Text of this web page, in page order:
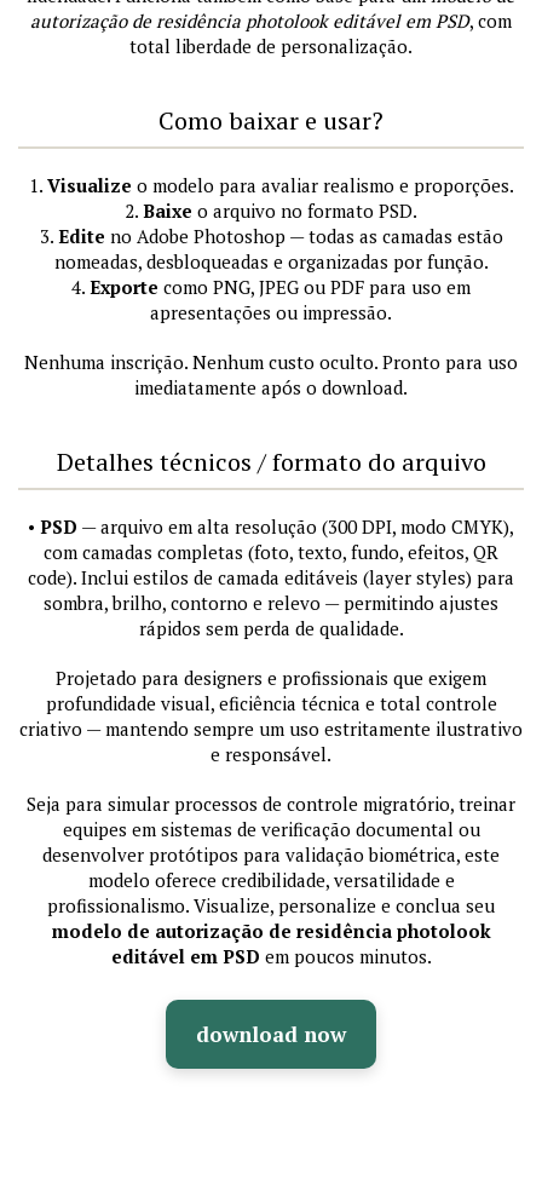
autorização de residência photolook editável em PSD, com
total liberdade de personalização.
Como baixar e usar?
1. Visualize o modelo para avaliar realismo e proporções.
2. Baixe o arquivo no formato PSD.
3. Edite no Adobe Photoshop — todas as camadas estão
nomeadas, desbloqueadas e organizadas por função.
4. Exporte como PNG, JPEG ou PDF para uso em
apresentações ou impressão.
Nenhuma inscrição. Nenhum custo oculto. Pronto para uso
imediatamente após o download.
Detalhes técnicos / formato do arquivo
• PSD — arquivo em alta resolução (300 DPI, modo CMYK),
com camadas completas (foto, texto, fundo, efeitos, QR
code). Inclui estilos de camada editáveis (layer styles) para
sombra, brilho, contorno e relevo — permitindo ajustes
rápidos sem perda de qualidade.
Projetado para designers e profissionais que exigem
profundidade visual, eficiência técnica e total controle
criativo — mantendo sempre um uso estritamente ilustrativo
e responsável.
Seja para simular processos de controle migratório, treinar
equipes em sistemas de verificação documental ou
desenvolver protótipos para validação biométrica, este
modelo oferece credibilidade, versatilidade e
profissionalismo. Visualize, personalize e conclua seu
modelo de autorização de residência photolook
editável em PSD em poucos minutos.
download now